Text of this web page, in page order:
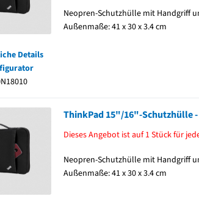
Details
Neopren-Schutzhülle mit Handgriff
Außenmaße: 41 x 30 x 3.4 cm
ThinkPad 15"/16"-Schutzhülle
Dieses Angebot ist auf 1 Stück für
Neopren-Schutzhülle mit Handgriff
Außenmaße: 41 x 30 x 3.4 cm